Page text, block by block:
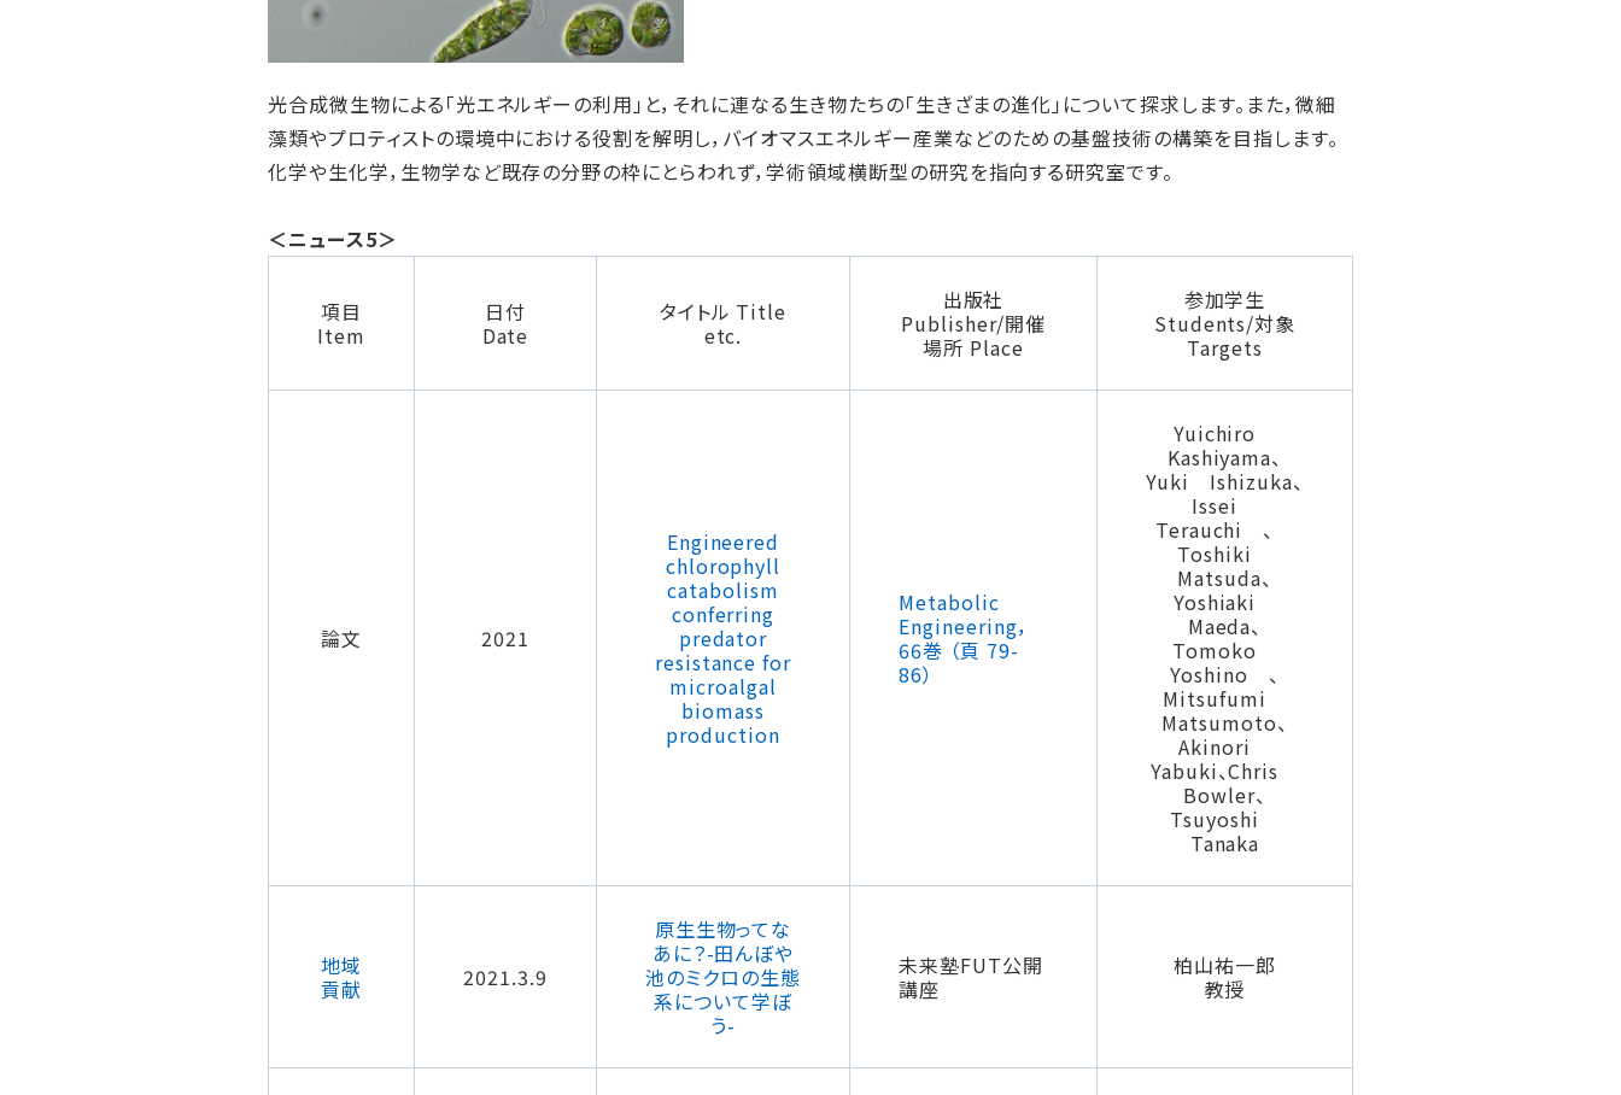
光合成微生物による「光エネルギーの利用」と，それに連なる生き物たちの「生きざまの進化」について探求します。また，微細
藻類やプロティストの環境中における役割を解明し，バイオマスエネルギー産業などのための基盤技術の構築を目指します。
化学や生化学，生物学など既存の分野の枠にとらわれず，学術領域横断型の研究を指向する研究室です。
＜ニュース5＞
項目
Item
日付
Date
タイトル Title
etc.
出版社
Publisher/開催
場所 Place
参加学生
Students/対象
Targets
論文 2021
Engineered
chlorophyll
catabolism
conferring
predator
resistance for
microalgal
biomass
production
Metabolic
Engineering，
66巻 （頁 79-
86）
Yuichiro
Kashiyama、
Yuki Ishizuka、
Issei
Terauchi 、
Toshiki
Matsuda、
Yoshiaki
Maeda、
Tomoko
Yoshino 、
Mitsufumi
Matsumoto、
Akinori
Yabuki、Chris
Bowler、
Tsuyoshi
Tanaka
地域
貢献
2021.3.9
原生生物ってな
あに？-田んぼや
池のミクロの生態
系について学ぼ
う-
未来塾FUT公開
講座
柏山祐一郎
教授